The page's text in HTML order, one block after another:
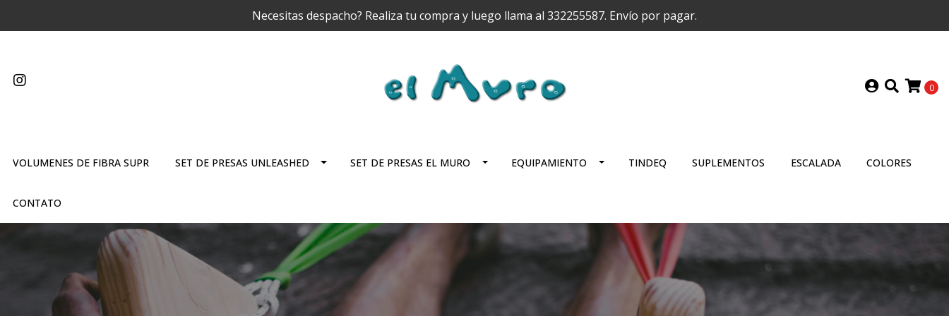
Necesitas despacho? Realiza tu compra y luego llama al 332255587. Envío por pagar.
0
VOLUMENES DE FIBRA SUPR SET DE PRESAS UNLEASHED SET DE PRESAS EL MURO EQUIPAMIENTO TINDEQ SUPLEMENTOS ESCALADA COLORES
CONTATO